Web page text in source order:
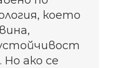
което
ако се